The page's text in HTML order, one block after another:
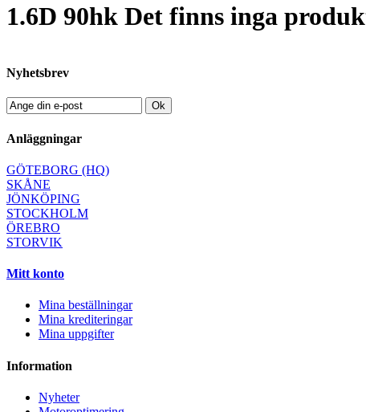
1.6D 90hk Det finns inga
Nyhetsbrev
Ok
Anläggningar
GÖTEBORG (HQ)
SKÅNE
JÖNKÖPING
STOCKHOLM
ÖREBRO
STORVIK
Mitt konto
Mina beställningar
Mina krediteringar
Mina uppgifter
Information
Nyheter